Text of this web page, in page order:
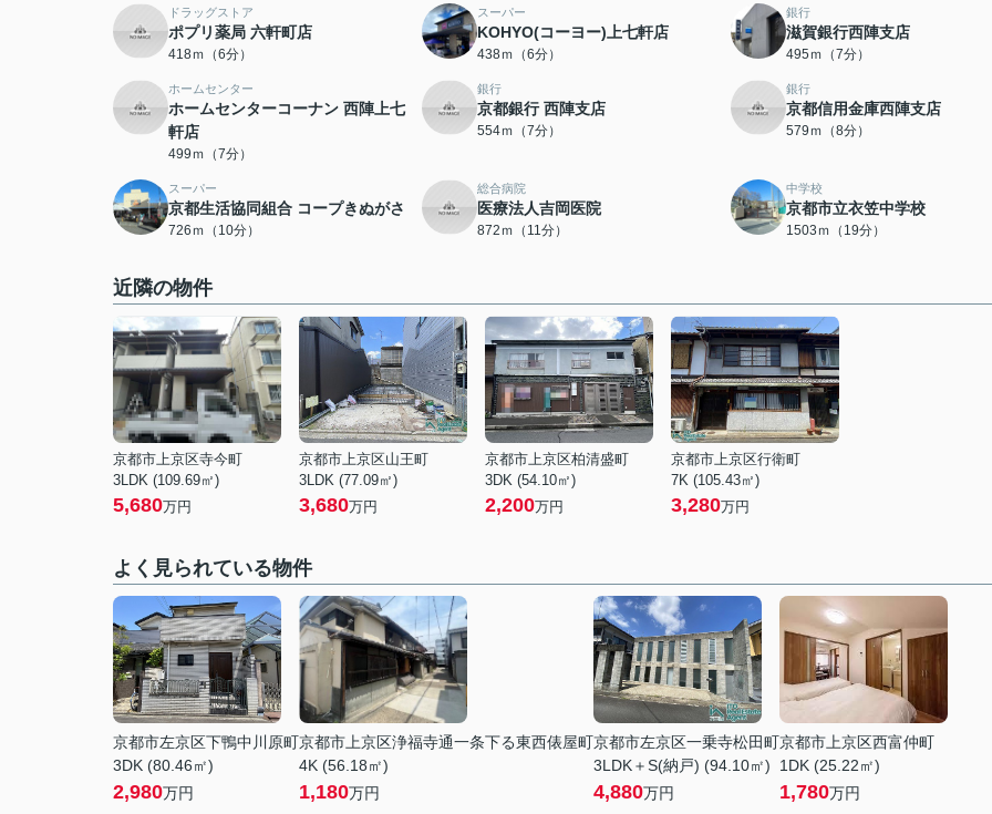
ドラッグストア
ポプリ薬局 六軒町店
418ｍ（6分）
スーパー
KOHYO(コーヨー)上七軒店
438ｍ（6分）
銀行
滋賀銀行西陣支店
495ｍ（7分）
ホームセンター
ホームセンターコーナン 西陣上七
軒店
499ｍ（7分）
銀行
京都銀行 西陣支店
554ｍ（7分）
銀行
京都信用金庫西陣支店
579ｍ（8分）
スーパー
京都生活協同組合 コープきぬがさ
726ｍ（10分）
総合病院
医療法人吉岡医院
872ｍ（11分）
中学校
京都市立衣笠中学校
1503ｍ（19分）
近隣の物件
京都市上京区寺今町
3LDK (109.69㎡)
5,680万円
京都市上京区山王町
3LDK (77.09㎡)
3,680万円
京都市上京区柏清盛町
3DK (54.10㎡)
2,200万円
京都市上京区行衛町
7K (105.43㎡)
3,280万円
よく見られている物件
京都市左京区下鴨中川原町
3DK (80.46㎡)
2,980万円
京都市上京区浄福寺通一条下る東西俵屋町
4K (56.18㎡)
1,180万円
京都市左京区一乗寺松田町
3LDK＋S(納戸) (94.10㎡)
4,880万円
京都市上京区西富仲町
1DK (25.22㎡)
1,780万円